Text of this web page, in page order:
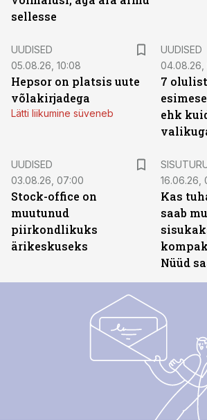
sellesse
UUDISED
05.08.26, 10:08
Hepsor on platsis uute
võlakirjadega
Lätti liikumine süveneb
UUDISED
04.08.26,
7
ehk
UUDISED
03.08.26, 07:00
Stock-office on
muutunud
piirkondlikuks
ärikeskuseks
16.06.26,
Kas
saab
Nüüd